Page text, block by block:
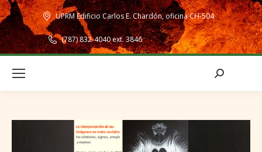
UPRM Edificio Carlos E. Chardón, oficina CH-504
(787) 832-4040 ext. 3846
Search: